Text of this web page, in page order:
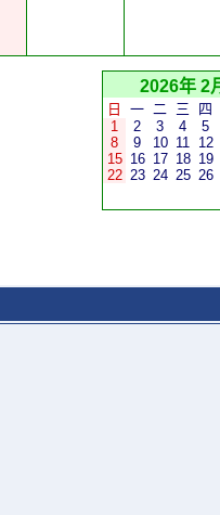
2026年 2
日 一 二 三
四
1
2 3 4
5
8
9 10 11 12
15 16 17 18 19
22 23 24 25 26